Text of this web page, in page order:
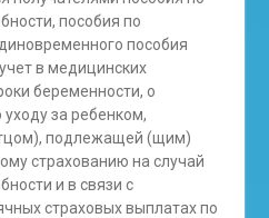
пособия по
пособия
в медицинских
беременности, о
за ребенком,
подлежащей (щим)
страхованию на случай
и в связи с
страховых выплатах по